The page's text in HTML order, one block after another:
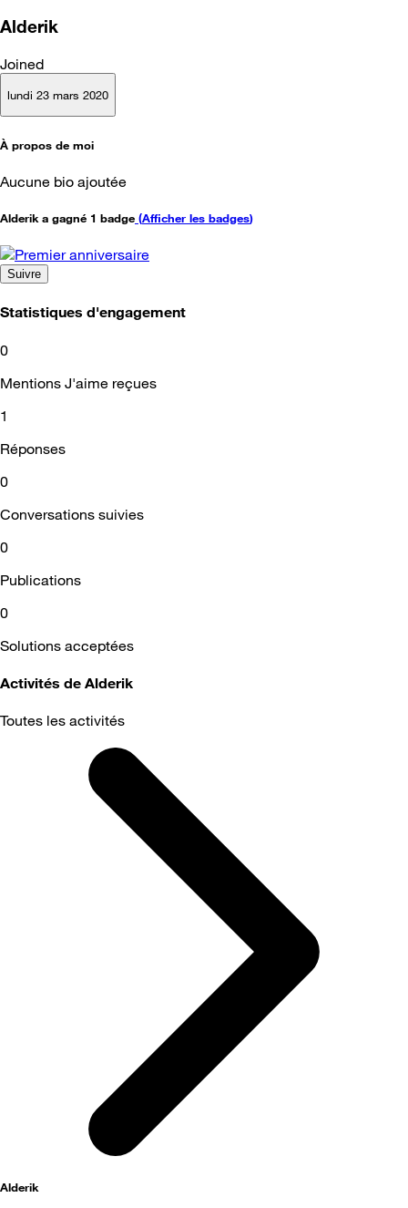
Alderik
Joined
lundi 23 mars 2020
À propos de moi
Aucune bio ajoutée
Alderik a gagné 1 badge (Afficher les badges)
Suivre
Statistiques d'engagement
0
Mentions J'aime reçues
1
Réponses
0
Conversations suivies
0
Publications
0
Solutions acceptées
Activités de Alderik
Toutes les activités
Alderik